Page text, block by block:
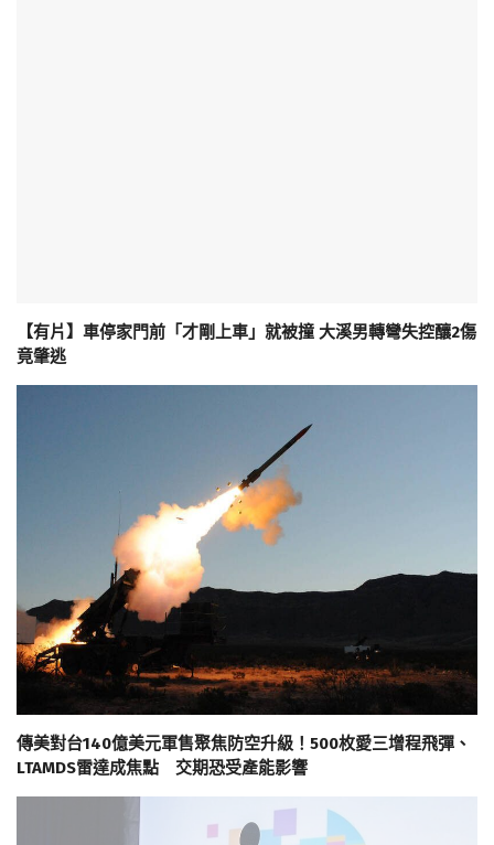
【有片】車停家門前「才剛上車」就被撞 大溪男轉彎失控釀2傷
竟肇逃
傳美對台140億美元軍售聚焦防空升級！500枚愛三增程飛彈、
LTAMDS雷達成焦點 交期恐受產能影響